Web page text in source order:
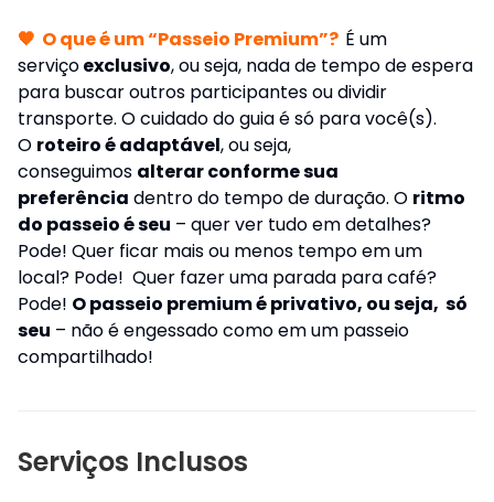
🧡 O que é um “Passeio Premium”? É um
serviçoexclusivo, ou seja, nada de tempo de espera
para buscar outros participantes ou dividir
transporte. O cuidado do guia é só para você(s).
O roteiro é adaptável, ou seja,
conseguimos alterar conforme sua
preferência dentro do tempo de duração. O ritmo
do passeio é seu – quer ver tudo em detalhes?
Pode! Quer ficar mais ou menos tempo em um
local? Pode! Quer fazer uma parada para café?
Pode! O passeio premium é privativo, ou seja, só
seu – não é engessado como em um passeio
compartilhado!
Serviços Inclusos